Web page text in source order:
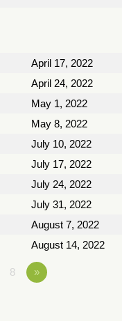
April 17, 2022
April 24, 2022
May 1, 2022
May 8, 2022
July 10, 2022
July 17, 2022
July 24, 2022
July 31, 2022
August 7, 2022
August 14, 2022
8 »